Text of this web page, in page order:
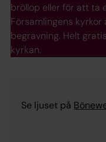
bröllop eller för att ta
Församlingens
begravning. Helt
kyrkan.
Se ljuset på